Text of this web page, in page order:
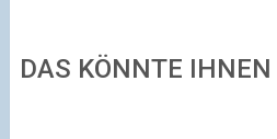
DAS KÖNNTE IHNEN